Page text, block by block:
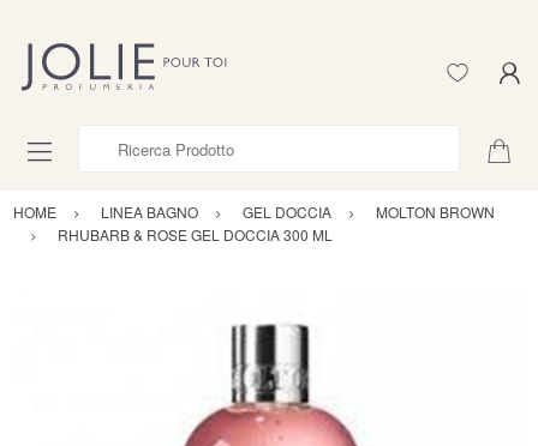
HOME LINEA BAGNO GEL DOCCIA
MOLTON BROWN
RHUBARB & ROSE GEL DOCCIA 300 ML